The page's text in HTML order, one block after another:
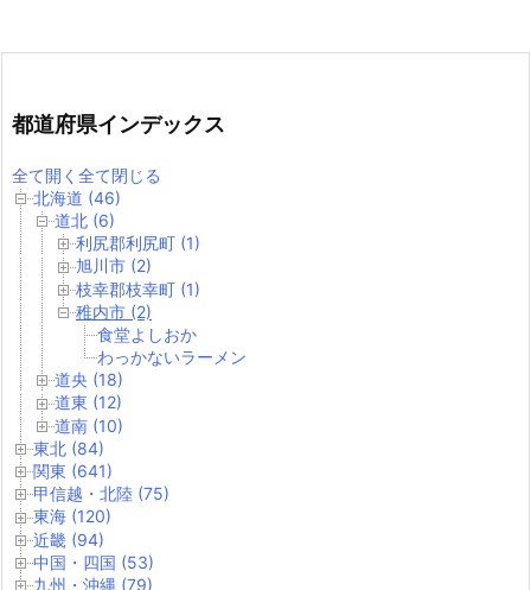
都道府県インデックス
全て開く 全て閉じる
北海道 (46)
道北 (6)
利尻郡利尻町 (1)
旭川市 (2)
枝幸郡枝幸町 (1)
稚内市 (2)
食堂よしおか
わっかないラーメン
道央 (18)
道東 (12)
道南 (10)
東北 (84)
関東 (641)
甲信越・北陸 (75)
東海 (120)
近畿 (94)
中国・四国 (53)
九州・沖縄 (79)